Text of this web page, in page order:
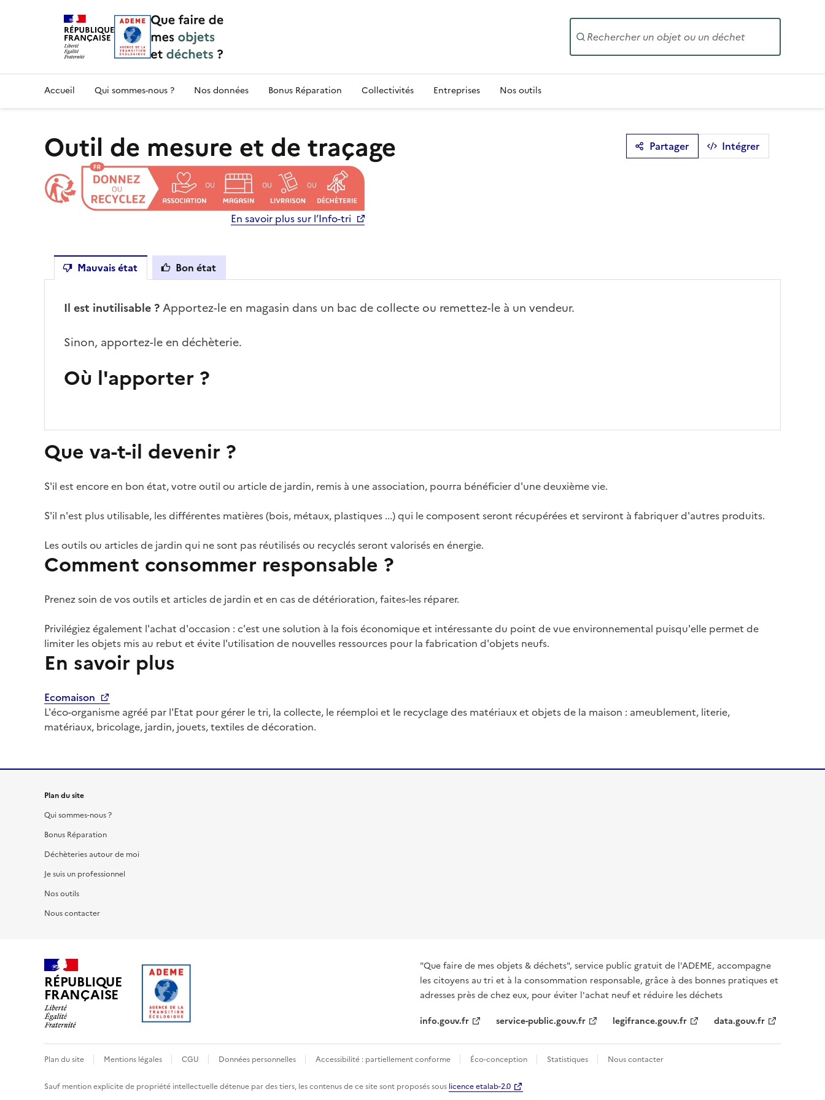
Accueil — Que Faire de mes objets & déchets Entrez
Accueil Qui sommes-nous ? Nos données Bonus Réparation Collectivités Entreprises Nos outils
Outil de mesure et de traçage
En savoir plus sur l’Info-tri
Partager Intégrer
Mauvais état Bon état
Il est inutilisable ?Apportez-le en magasin dans un bac de collecte ou remettez-le à un vendeur.
Sinon, apportez-le en déchèterie.
Où l'apporter ?
Que va-t-il devenir ?
S'il est encore en bon état, votre outil ou article de jardin, remis à une association, pourra bénéficier d'une deuxième vie.
S'il n'est plus utilisable, les différentes matières (bois, métaux, plastiques ...) qui le composent seront récupérées et serviront à fabriquer d'autres produits.
Les outils ou articles de jardin qui ne sont pas réutilisés ou recyclés seront valorisés en énergie.
Comment consommer responsable ?
Prenez soin de vos outils et articles de jardin et en cas de détérioration, faites-les réparer.
Privilégiez également l'achat d'occasion : c'est une solution à la fois économique et intéressante du point de vue environnemental puisqu'elle permet de
limiter les objets mis au rebut et évite l'utilisation de nouvelles ressources pour la fabrication d'objets neufs.
En savoir plus
Ecomaison
L'éco-organisme agréé par l'Etat pour gérer le tri, la collecte, le réemploi et le recyclage des matériaux et objets de la maison : ameublement, literie,
matériaux, bricolage, jardin, jouets, textiles de décoration.
Plan du site
Qui sommes-nous ?
Bonus Réparation
Déchèteries autour de moi
Je suis un professionnel
Nos outils
Nous contacter
RÉPUBLIQUE
FRANÇAISE
"Que faire de mes objets & déchets", service public gratuit de l'ADEME, accompagne
les citoyens au tri et à la consommation responsable, grâce à des bonnes pratiques et
adresses près de chez eux, pour éviter l'achat neuf et réduire les déchets
info.gouv.fr
service-public.gouv.fr legifrance.gouv.fr data.gouv.fr
Plan du site Mentions légales CGU Données personnelles Accessibilité : partiellement conforme Éco-conception Statistiques Nous contacter
Sauf mention explicite de propriété intellectuelle détenue par des tiers, les contenus de ce site sont proposés sous licence etalab-2.0